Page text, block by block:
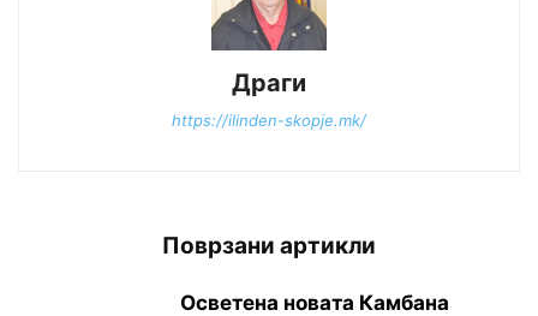
Драги
https://ilinden-skopje.mk/
Поврзани артикли
Осветена новата Камбана